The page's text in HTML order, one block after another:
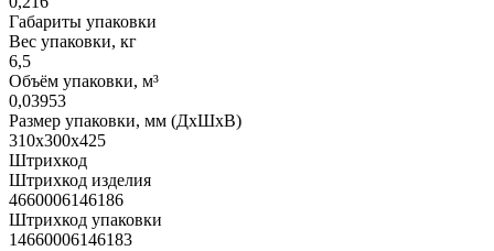
Габариты упаковки
Вес упаковки, кг
6,5
Объём упаковки, м³
0,03953
Размер упаковки, мм (ДхШхВ)
310х300х425
Штрихкод
Штрихкод изделия
4660006146186
Штрихкод упаковки
14660006146183